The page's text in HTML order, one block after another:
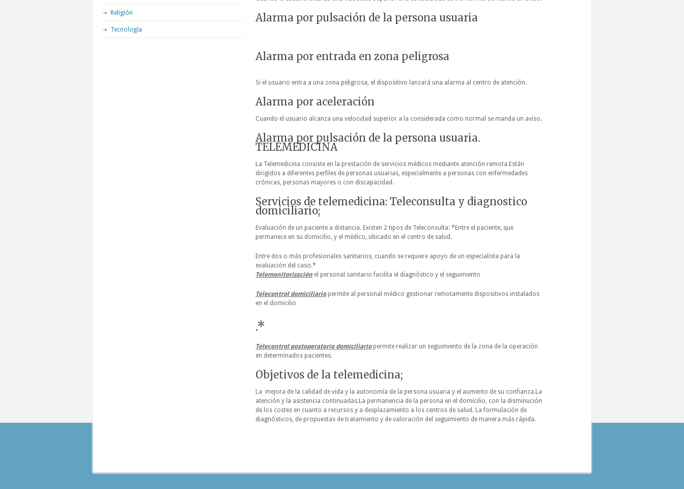
Alarma por pulsación de la persona usuaria
Alarma por entrada en zona peligrosa
Si el usuario entra a una zona peligrosa, el dispositivo lanzará una alarma al centro de atención.
Alarma por aceleración
Cuando el usuario alcanza una velocidad superior a la considerada como normal se manda un aviso.
Alarma por pulsación de la persona usuaria.
TELEMEDICINA
La Telemedicina consiste en la prestación de servicios médicos mediante atención remota.Están
dirigidos a diferentes perfiles de personas usuarias, especialmente a personas con enfermedades
crónicas, personas mayores o con discapacidad.
Servicios de telemedicina: Teleconsulta y diagnostico
domiciliario;
Evaluación de un paciente a distancia. Existen 2 tipos de Teleconsulta: *Entre el paciente, que
permanece en su domicilio, y el médico, ubicado en el centro de salud.
Entre dos o más profesionales sanitarios, cuando se requiere apoyo de un especialista para la
evaluación del caso.*
Telemonitorización el personal sanitario facilita el diagnóstico y el seguimiento
Telecontrol domiciliario permite al personal médico gestionar remotamente dispositivos instalados
en el domicilio
.*
Telecontrol postoperatorio domiciliario permite realizar un seguimiento de la zona de la operación
en determinados pacientes.
Objetivos de la telemedicina;
La mejora de la calidad de vida y la autonomía de la persona usuaria y el aumento de su confianza.La
atención y la asistencia continuadas.La permanencia de la persona en el domicilio, con la disminución
de los costes en cuanto a recursos y a desplazamiento a los centros de salud. La formulación de
diagnósticos, de propuestas de tratamiento y de valoración del seguimiento de manera más rápida.
Religión
Tecnología